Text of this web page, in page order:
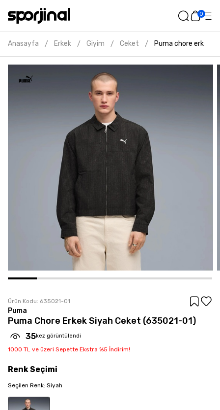
0
Anasayfa / Erkek / Giyim / Ceket / Puma chore erkek
Ürün Kodu: 635021-01
Puma
Puma Chore Erkek Siyah Ceket (635021-01)
35kez görüntülendi
1000 TL ve üzeri Sepette Ekstra %5 İndirim!
RenkSeçimi
Seçilen Renk: Siyah